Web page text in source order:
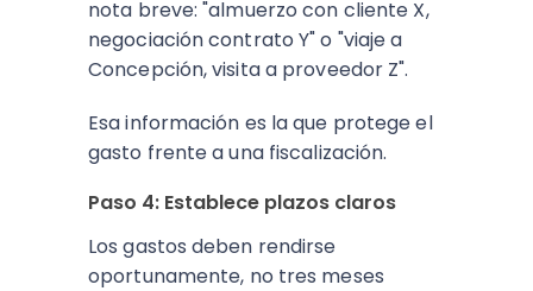
nota breve: "almuerzo con cliente X,
negociación contrato Y" o "viaje a
Concepción, visita a proveedor Z".
Esa información es la que protege el
gasto frente a una fiscalización.
Paso 4: Establece plazos claros
Los gastos deben rendirse
oportunamente, no tres meses